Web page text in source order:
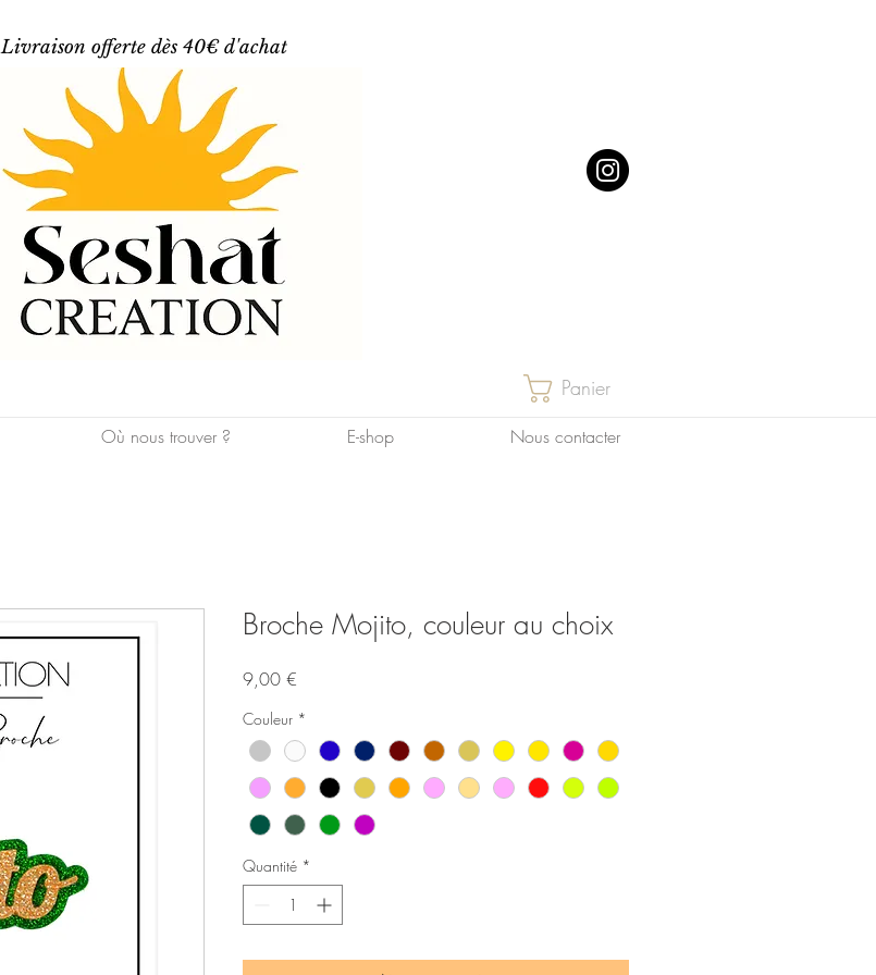
Livraison offerte dès 40€ d'achat
Panier
Où nous trouver ? E-shop Nous contacter
Broche Mojito, couleur au choix
9,00 €
Couleur *
Quantité *